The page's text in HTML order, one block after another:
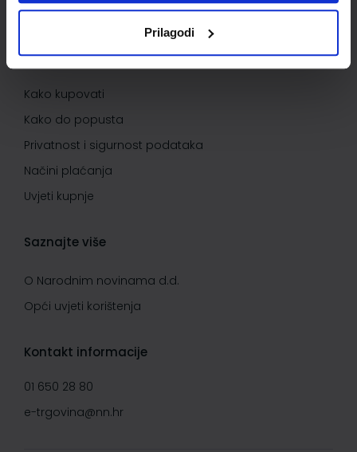
Prilagodi
Kontaktirajte nas
Važne informacije
Kako kupovati
Kako do popusta
Privatnost i sigurnost podataka
Načini plaćanja
Uvjeti kupnje
Saznajte više
O Narodnim novinama d.d.
Opći uvjeti korištenja
Kontakt informacije
01 650 28 80
e-trgovina@nn.hr